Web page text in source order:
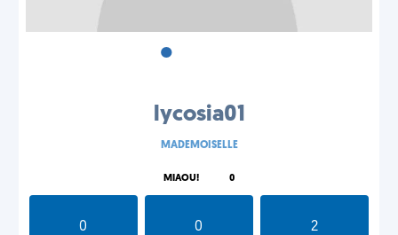
•
lycosia01
MADEMOISELLE
MIAOU! 0
0
0
2